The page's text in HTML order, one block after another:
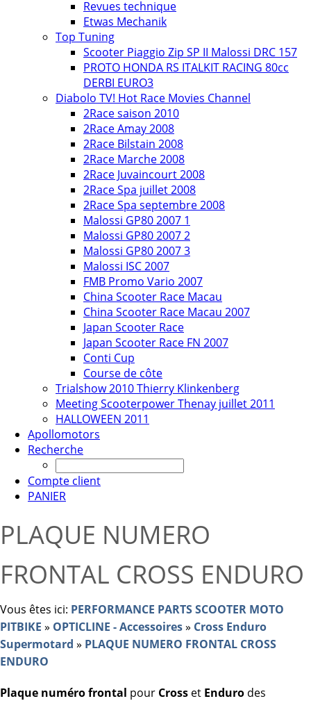
Revues technique
Etwas Mechanik
Top Tuning
Scooter Piaggio Zip SP II Malossi DRC 157
PROTO HONDA RS ITALKIT RACING 80cc
DERBI EURO3
Diabolo TV! Hot Race Movies Channel
2Race saison 2010
2Race Amay 2008
2Race Bilstain 2008
2Race Marche 2008
2Race Juvaincourt 2008
2Race Spa juillet 2008
2Race Spa septembre 2008
Malossi GP80 2007 1
Malossi GP80 2007 2
Malossi GP80 2007 3
Malossi ISC 2007
FMB Promo Vario 2007
China Scooter Race Macau
China Scooter Race Macau 2007
Japan Scooter Race
Japan Scooter Race FN 2007
Conti Cup
Course de côte
Trialshow 2010 Thierry Klinkenberg
Meeting Scooterpower Thenay juillet 2011
HALLOWEEN 2011
Apollomotors
Recherche
Compte client
PANIER
PLAQUE NUMERO
FRONTAL CROSS ENDURO
Vous êtes ici: PERFORMANCE PARTS SCOOTER MOTO
PITBIKE » OPTICLINE - Accessoires» Cross Enduro
Supermotard » PLAQUE NUMERO FRONTAL CROSS
ENDURO
Plaque numéro frontal pour Cross et Enduro des